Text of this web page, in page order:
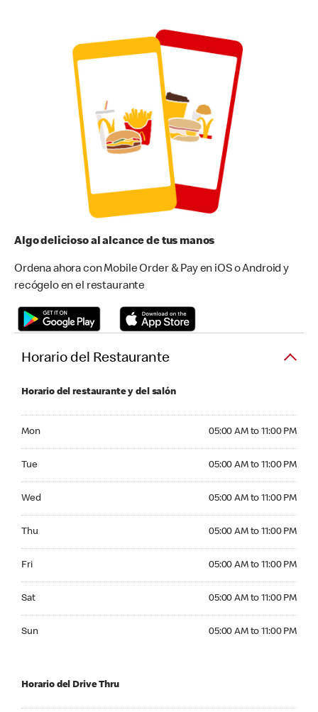
Algo delicioso al alcance de tus manos
Ordena ahora con Mobile Order & Pay en iOS o Android y
recógelo en el restaurante
Horario del Restaurante
Horario del restaurante y del salón
Mon 05:00 AM to 11:00 PM
Tue 05:00 AM to 11:00 PM
Wed 05:00 AM to 11:00 PM
Thu 05:00 AM to 11:00 PM
Fri 05:00 AM to 11:00 PM
Sat 05:00 AM to 11:00 PM
Sun 05:00 AM to 11:00 PM
Horario del Drive Thru